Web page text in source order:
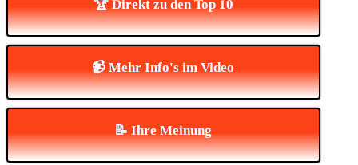
🏆 Direkt zu den Top 10
📹 Mehr Info's im Video
📝 Ihre Meinung